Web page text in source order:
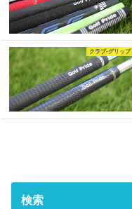
クラブ-グリップ
検索